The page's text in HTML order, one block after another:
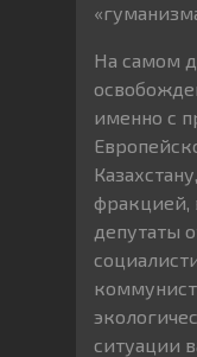
На самом
именно с
фракцией,
депутаты
ситуации